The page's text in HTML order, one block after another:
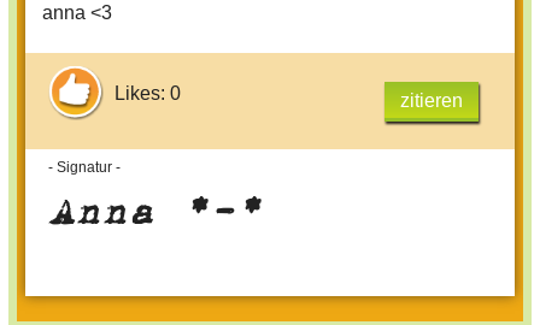
anna <3
Likes: 0 zitieren
- Signatur -
Anna *-*